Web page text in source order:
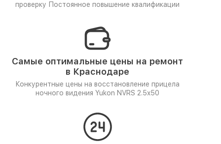
проверку Постоянное повышение квалификации
Самые оптимальные цены на ремонт
в Краснодаре
Конкурентные цены на восстановление прицела
ночного видения Yukon NVRS 2.5x50